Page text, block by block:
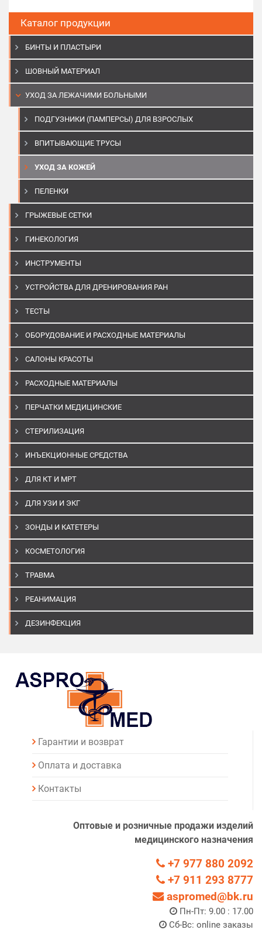
Каталог продукции
БИНТЫ И ПЛАСТЫРИ
ШОВНЫЙ МАТЕРИАЛ
УХОД ЗА ЛЕЖАЧИМИ БОЛЬНЫМИ
ПОДГУЗНИКИ (ПАМПЕРСЫ) ДЛЯ ВЗРОСЛЫХ
ВПИТЫВАЮЩИЕ ТРУСЫ
УХОД ЗА КОЖЕЙ
ПЕЛЕНКИ
ГРЫЖЕВЫЕ СЕТКИ
ГИНЕКОЛОГИЯ
ИНСТРУМЕНТЫ
УСТРОЙСТВА ДЛЯ ДРЕНИРОВАНИЯ РАН
ТЕСТЫ
ОБОРУДОВАНИЕ И РАСХОДНЫЕ МАТЕРИАЛЫ
САЛОНЫ КРАСОТЫ
РАСХОДНЫЕ МАТЕРИАЛЫ
ПЕРЧАТКИ МЕДИЦИНСКИЕ
СТЕРИЛИЗАЦИЯ
ИНЪЕКЦИОННЫЕ СРЕДСТВА
ДЛЯ КТ И МРТ
ДЛЯ УЗИ И ЭКГ
ЗОНДЫ И КАТЕТЕРЫ
КОСМЕТОЛОГИЯ
ТРАВМА
РЕАНИМАЦИЯ
ДЕЗИНФЕКЦИЯ
Гарантии и возврат
Оплата и доставка
Контакты
Оптовые и розничные продажи изделий
медицинского назначения
+7 977 880 2092
+7 911 293 8777
aspromed@bk.ru
Пн-Пт: 9.00 : 17.00
Сб-Вс: online заказы